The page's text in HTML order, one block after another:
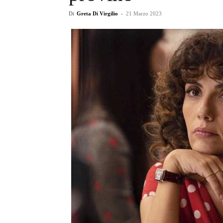
Di Greta Di Virgilio - 21 Marzo 2023